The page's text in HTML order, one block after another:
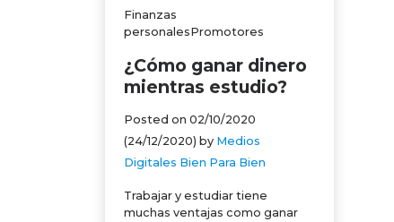
Finanzas
personalesPromotores
¿Cómo ganar dinero
mientras estudio?
Posted on 02/10/2020
(24/12/2020) by Medios
Digitales Bien Para Bien
Trabajar y estudiar tiene
muchas ventajas como ganar